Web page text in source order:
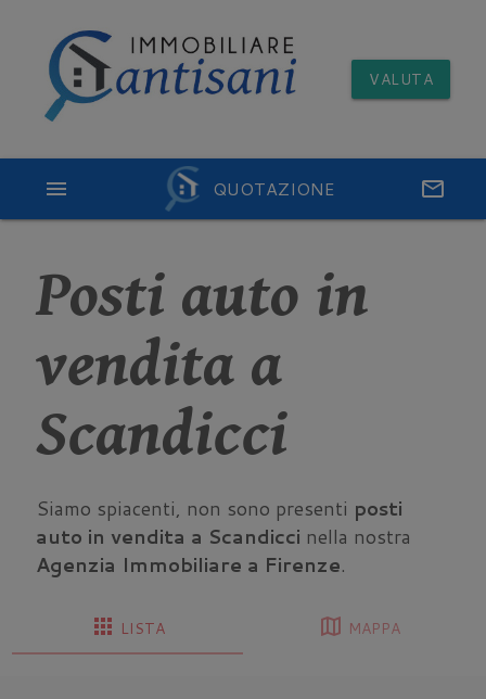
VALUTA
QUOTAZIONE email
menu
Posti auto in
vendita a
Scandicci
Siamo spiacenti, non sono presenti posti
auto in vendita a Scandicci nella nostra
Agenzia Immobiliare a Firenze.
apps LISTA map MAPPA